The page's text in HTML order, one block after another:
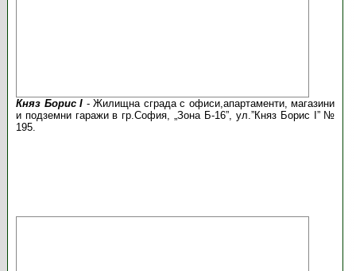
Княз Борис І - Жилищна сграда с офиси,апартаменти, магазини
и подземни гаражи в гр.София, „Зона Б-16”, ул.”Княз Борис І” №
195.